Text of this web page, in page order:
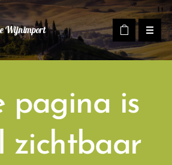
Wijnimport
pagina is
zichtbaar